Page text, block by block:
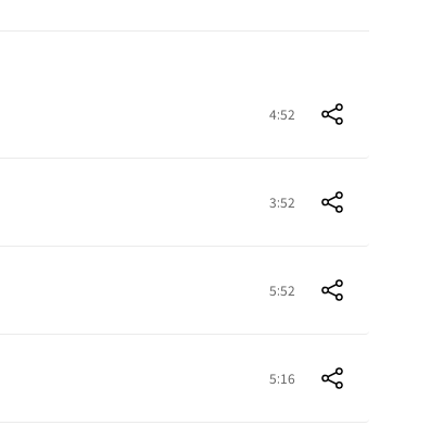
4:52
3:52
5:52
5:16